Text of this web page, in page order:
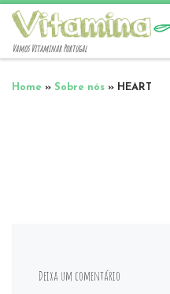
Vamos Vitaminar Portugal
Home » Sobre nós » HEART
Deixa um comentário